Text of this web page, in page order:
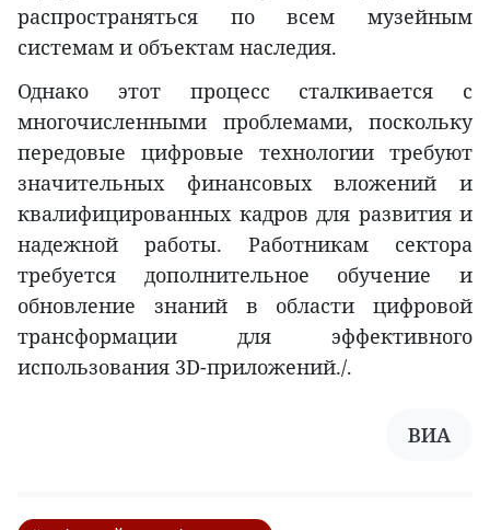
распространяться по всем музейным
системам и объектам наследия.
Однако этот процесс сталкивается с
многочисленными проблемами, поскольку
передовые цифровые технологии требуют
значительных финансовых вложений и
квалифицированных кадров для развития и
надежной работы. Работникам сектора
требуется дополнительное обучение и
обновление знаний в области цифровой
трансформации для эффективного
использования 3D-приложений./.
ВИА